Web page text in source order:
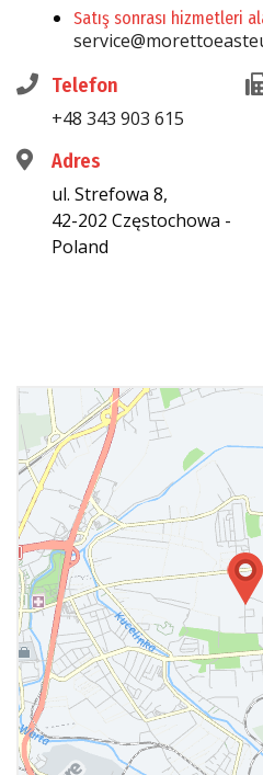
Satış sonrası hizmetleri
Telefon
+48 343 903 615
Adres
ul. Strefowa 8,
42-202 Częstochowa -
Poland